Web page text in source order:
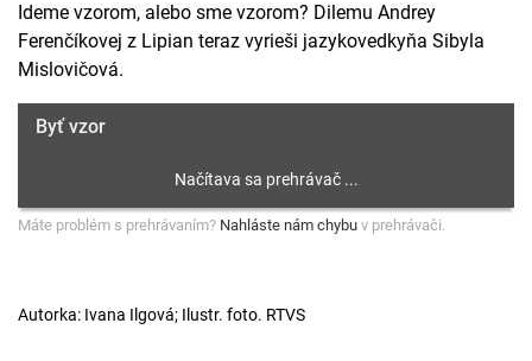
Ideme vzorom, alebo sme vzorom? Dilemu Andrey
Ferenčíkovej z Lipian teraz vyrieši jazykovedkyňa Sibyla
Mislovičová.
Byť vzor
Máte problém s prehrávaním? Nahláste nám chybu v prehrávači.
Autorka: Ivana Ilgová; Ilustr. foto. RTVS